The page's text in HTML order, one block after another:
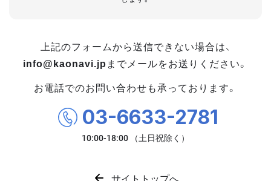
上記のフォームから送信できない場合は、
info@kaonavi.jp までメールをお送りください。
お電話でのお問い合わせも承っております。
03-6633-2781
サイトトップへ